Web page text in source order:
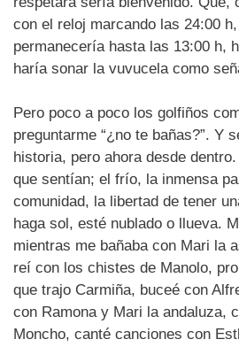
con el reloj marcando las 24:00
permanecería hasta las 13:00 h,
haría sonar la vuvucela como
Pero poco a poco los golfiños
preguntarme “¿no te bañas?”. Y
historia, pero ahora desde
que sentían; el frío, la inmensa
comunidad, la libertad de tener
haga sol, esté nublado o llueva.
mientras me bañaba con Mari la
reí con los chistes de Manolo,
que trajo Carmiña, buceé con
con Ramona y Mari la andaluza,
Moncho, canté canciones con